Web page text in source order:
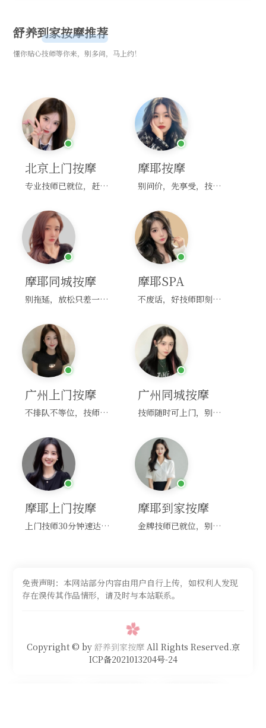
舒养到家按摩推荐
懂你贴心技师等你来，别多问，马上约！
北京上门按摩
专业技师已就位，赶紧下单！
摩耶按摩
别问价，先享受，技师马上到！
摩耶同城按摩
别拖延，放松只差一次点击！
摩耶SPA
不废话，好技师即刻上门，约！
广州上门按摩
不排队不等位，技师直奔你家！
广州同城按摩
技师随时可上门，别啰嗦，赶紧约！
摩耶上门按摩
上门技师30分钟速达，别问，快约！
摩耶到家按摩
金牌技师已就位，别纠结，马上预约！
免责声明：本网站部分内容由用户自行上传，如权利人发现
存在误传其作品情形，请及时与本站联系。
Copyright © by 舒养到家按摩All Rights Reserved.京
ICP备2021013204号-24